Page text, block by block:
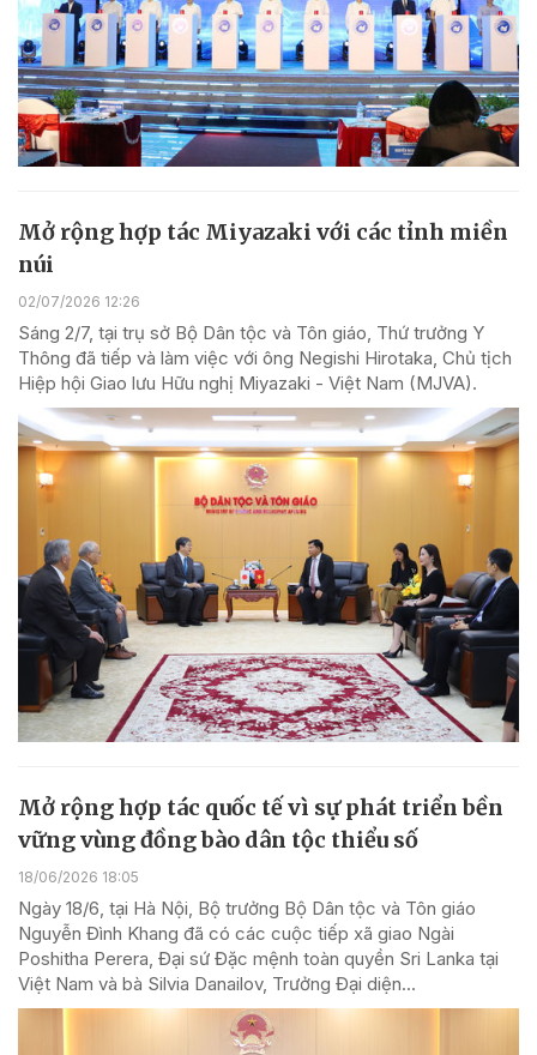
Mở rộng hợp tác Miyazaki với các tỉnh miền
núi
02/07/2026 12:26
Sáng 2/7, tại trụ sở Bộ Dân tộc và Tôn giáo, Thứ trưởng Y
Thông đã tiếp và làm việc với ông Negishi Hirotaka, Chủ tịch
Hiệp hội Giao lưu Hữu nghị Miyazaki - Việt Nam (MJVA).
Mở rộng hợp tác quốc tế vì sự phát triển bền
vững vùng đồng bào dân tộc thiểu số
18/06/2026 18:05
Ngày 18/6, tại Hà Nội, Bộ trưởng Bộ Dân tộc và Tôn giáo
Nguyễn Đình Khang đã có các cuộc tiếp xã giao Ngài
Poshitha Perera, Đại sứ Đặc mệnh toàn quyền Sri Lanka tại
Việt Nam và bà Silvia Danailov, Trưởng Đại diện...